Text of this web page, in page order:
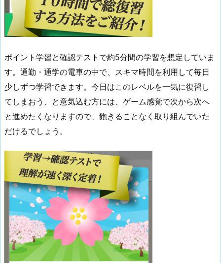
ポイント学習と確認テストで約5分間の学習を想定していま
す。通勤・通学の電車の中で、スキマ時間を利用して毎日
少しずつ学習できます。今日はこのレベルを一気に復習し
てしまおう、と意気込む方には、ゲーム感覚で次から次へ
と進めたくなりますので、飽きることなく取り組んでいた
だけるでしょう。